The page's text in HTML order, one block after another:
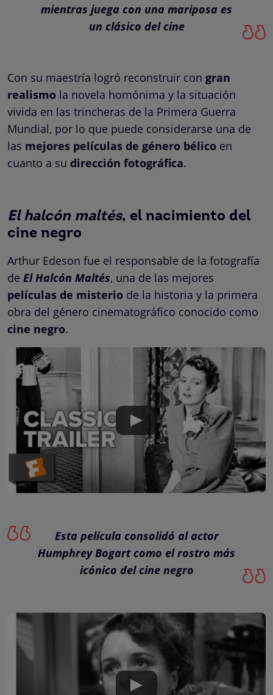
mientras juega con una mariposa es
un clásico del cine
Con su maestría logró reconstruir con gran
realismo la novela homónima y la situación
vivida en las trincheras de la Primera Guerra
Mundial, por lo que puede considerarse una de
las mejores películas de género bélico en
cuanto a su dirección fotográfica.
El halcón maltés, el nacimiento del
cine negro
Arthur Edeson fue el responsable de la fotografía
de El Halcón Maltés, una de las mejores
películas de misterio de la historia y la primera
obra del género cinematográfico conocido como
cine negro.
Esta película consolidó al actor
Humphrey Bogart como el rostro más
icónico del cine negro